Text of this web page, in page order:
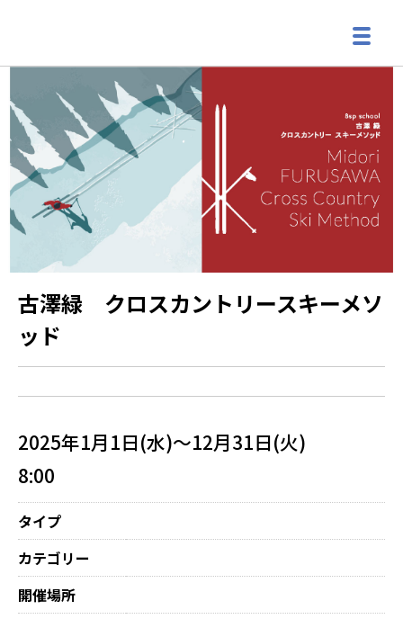
古澤緑 クロスカントリースキーメソ
ッド
2025年1月1日(水)～12月31日(火)
8:00
タイプ
カテゴリー
開催場所